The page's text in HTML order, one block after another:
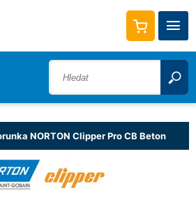
NORTON Clipper Pro CB Beton